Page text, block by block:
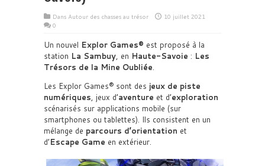
Dans Autour des chasses au trésor
10 juillet 2021
0
Un nouvel Explor Games® est proposé à la
station La Sambuy, en Haute-Savoie : Les
Trésors de la Mine Oubliée.
Les Explor Games® sont des jeux de piste
numériques, jeux d’aventure et d’exploration
scénarisés sur applications mobile (sur
smartphones ou tablettes). Ils consistent en un
mélange de parcours d’orientation et
d’Escape Game en extérieur.